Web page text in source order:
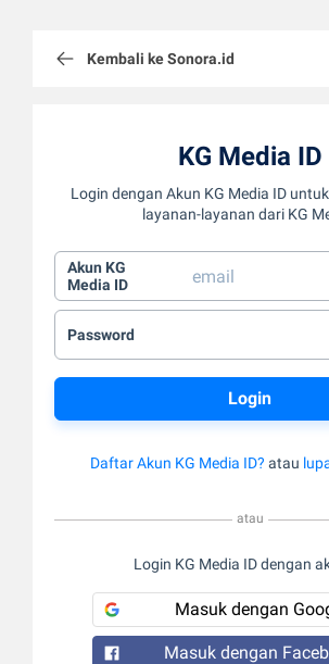
Kembali ke Sonora.id
KG Media ID
Login dengan Akun KG Media ID
layanan-layanan dari KG
Akun KG
Media ID
Password
Daftar Akun KG Media ID? atau
atau
Login KG Media ID dengan
Masuk dengan
Masuk dengan